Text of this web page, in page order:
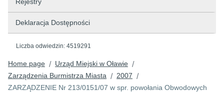
Deklaracja Dostępności
Liczba odwiedzin: 4519291
Home page / Urząd Miejski w Oławie /
Zarządzenia Burmistrza Miasta / 2007 /
ZARZĄDZENIE Nr 213/0151/07 w spr. powołania Obwodowych